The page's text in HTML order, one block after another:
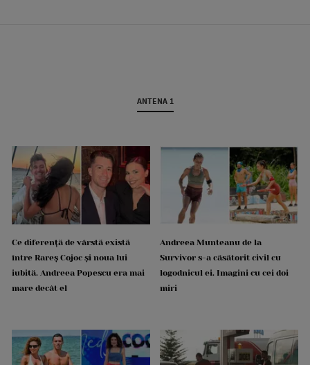
ANTENA 1
Ce diferență de vârstă există
între Rareș Cojoc și noua lui
iubită. Andreea Popescu era mai
mare decât el
Andreea Munteanu de la
Survivor s-a căsătorit civil cu
logodnicul ei. Imagini cu cei doi
miri